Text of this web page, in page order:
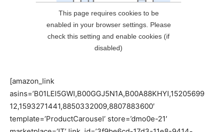
[amazon_link
asins=’B01LEI5GWI,B00GGJ5N1A,B00A88KHYI,15205699
12,1593271441,8850332009,8807883600′
template=’ProductCarousel’ store=’dmo0e-21′